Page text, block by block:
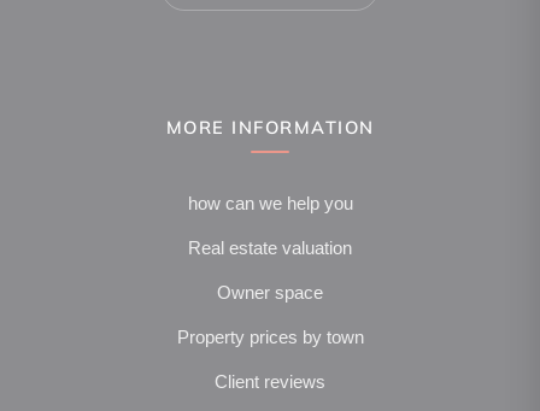
MORE INFORMATION
how can we help you
Real estate valuation
Owner space
Property prices by town
Client reviews